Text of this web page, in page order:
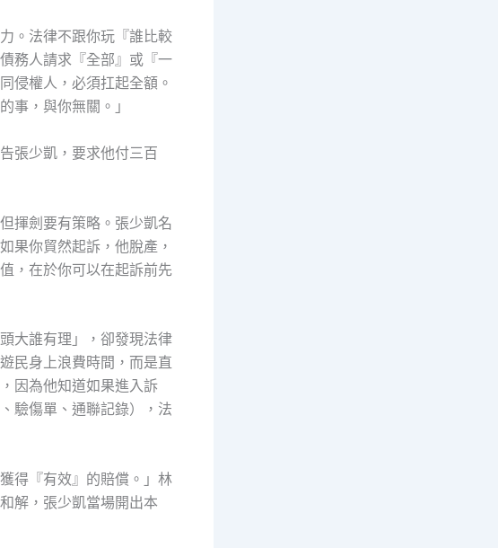
。法律不跟你玩『誰比較
務人請求『全部』或『一
侵權人，必須扛起全額。
事，與你無關。」
張少凱，要求他付三百
揮劍要有策略。張少凱名
果你貿然起訴，他脫產，
，在於你可以在起訴前先
大誰有理」，卻發現法律
民身上浪費時間，而是直
因為他知道如果進入訴
驗傷單、通聯記錄），法
得『有效』的賠償。」林
解，張少凱當場開出本